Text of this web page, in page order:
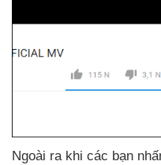
Ngoài ra khi các bạn